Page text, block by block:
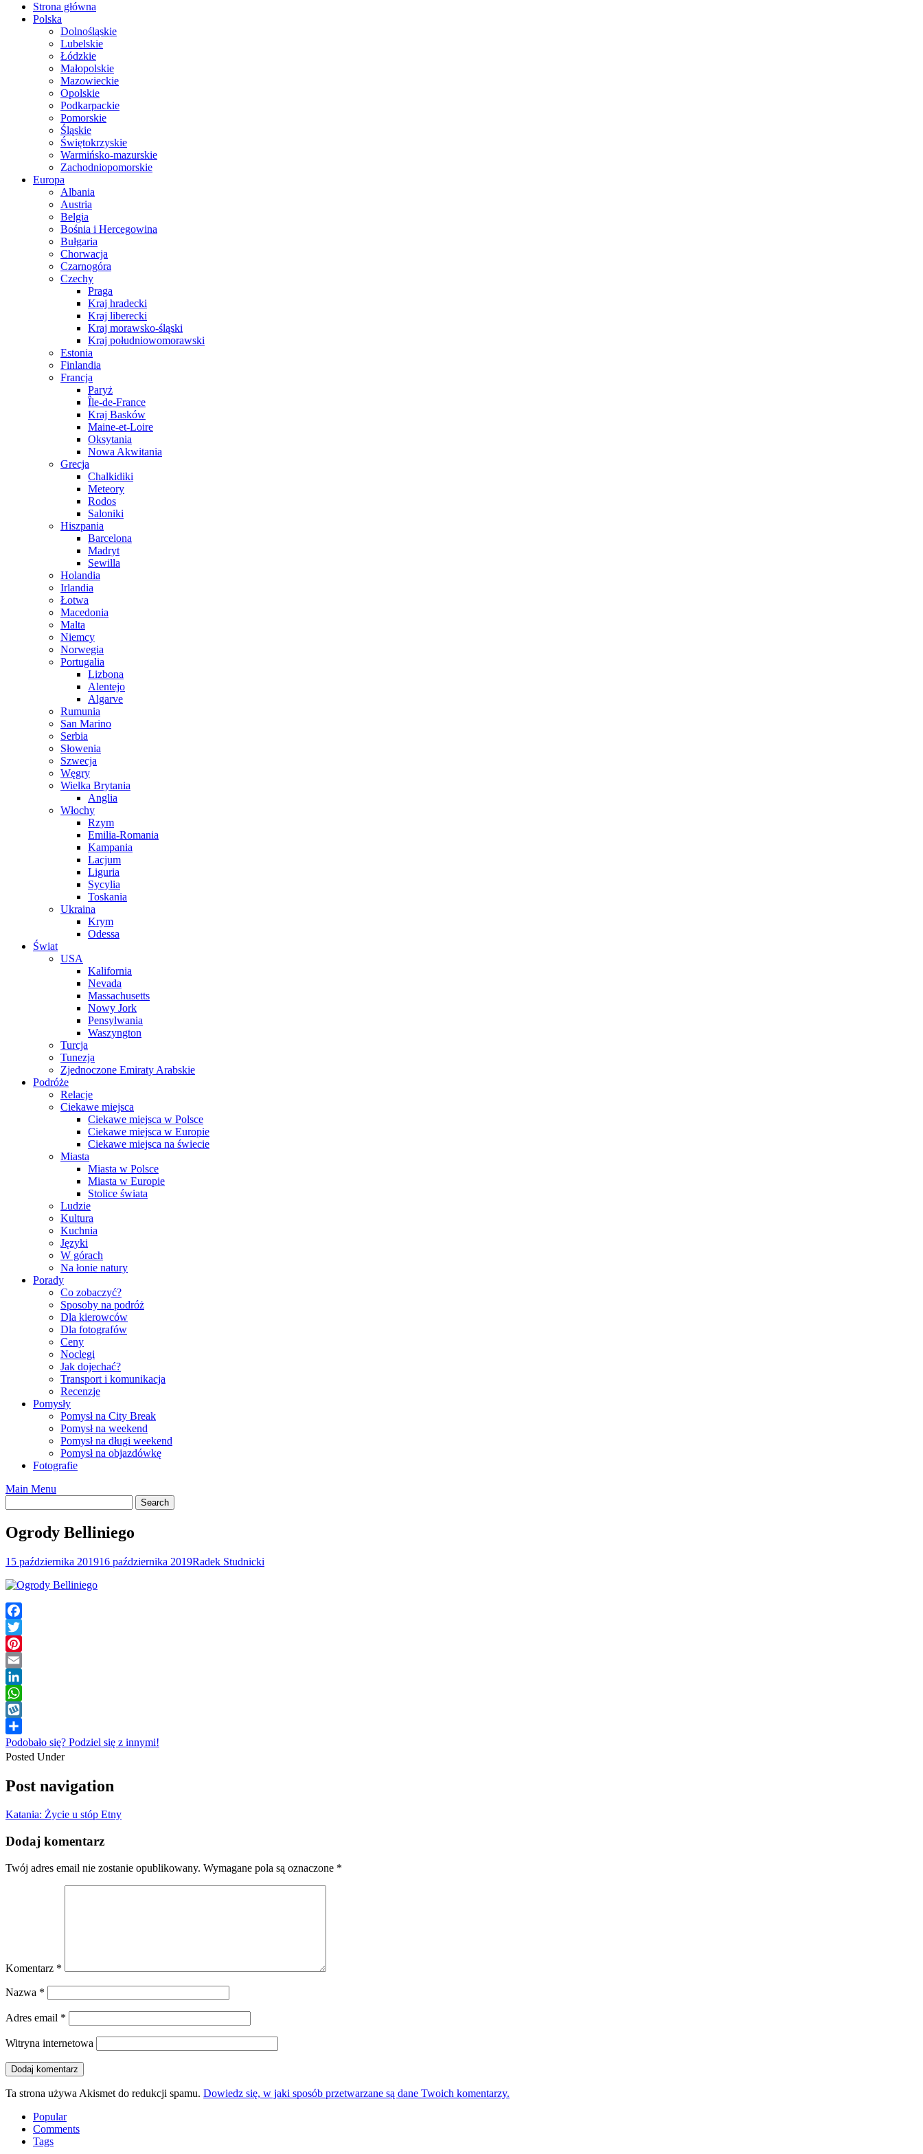
Strona główna
Polska
Dolnośląskie
Lubelskie
Łódzkie
Małopolskie
Mazowieckie
Opolskie
Podkarpackie
Pomorskie
Śląskie
Świętokrzyskie
Warmińsko-mazurskie
Zachodniopomorskie
Europa
Albania
Austria
Belgia
Bośnia i Hercegowina
Bułgaria
Chorwacja
Czarnogóra
Czechy
Praga
Kraj hradecki
Kraj liberecki
Kraj morawsko-śląski
Kraj południowomorawski
Estonia
Finlandia
Francja
Paryż
Île-de-France
Kraj Basków
Maine-et-Loire
Oksytania
Nowa Akwitania
Grecja
Chalkidiki
Meteory
Rodos
Saloniki
Hiszpania
Barcelona
Madryt
Sewilla
Holandia
Irlandia
Łotwa
Macedonia
Malta
Niemcy
Norwegia
Portugalia
Lizbona
Alentejo
Algarve
Rumunia
San Marino
Serbia
Słowenia
Szwecja
Węgry
Wielka Brytania
Anglia
Włochy
Rzym
Emilia-Romania
Kampania
Lacjum
Liguria
Sycylia
Toskania
Ukraina
Krym
Odessa
Świat
USA
Kalifornia
Nevada
Massachusetts
Nowy Jork
Pensylwania
Waszyngton
Turcja
Tunezja
Zjednoczone Emiraty Arabskie
Podróże
Relacje
Ciekawe miejsca
Ciekawe miejsca w Polsce
Ciekawe miejsca w Europie
Ciekawe miejsca na świecie
Miasta
Miasta w Polsce
Miasta w Europie
Stolice świata
Ludzie
Kultura
Kuchnia
Języki
W górach
Na łonie natury
Porady
Co zobaczyć?
Sposoby na podróż
Dla kierowców
Dla fotografów
Ceny
Noclegi
Jak dojechać?
Transport i komunikacja
Recenzje
Pomysły
Pomysł na City Break
Pomysł na weekend
Pomysł na długi weekend
Pomysł na objazdówkę
Fotografie
Main Menu
Ogrody Belliniego
15 października 201916 października 2019Radek Studnicki
Facebook
Twitter
Pinterest
Email
LinkedIn
WhatsApp
Wykop
Podobało się? Podziel się z innymi!
Posted Under
Post navigation
Katania: Życie u stóp Etny
Dodaj komentarz
Twój adres email nie zostanie opublikowany. Wymagane pola są oznaczone *
Komentarz *
Nazwa *
Adres email *
Witryna internetowa
Ta strona używa Akismet do redukcji spamu. Dowiedz się, w jaki sposób przetwarzane są dane Twoich komentarzy.
Popular
Comments
Tags